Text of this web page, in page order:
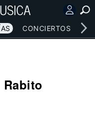
CONCIERTOS
Rabito